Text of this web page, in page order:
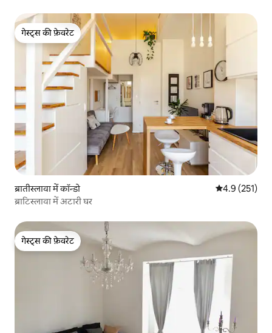
गेस्ट्स की फ़ेवरेट
गेस्ट्स की फ़ेवरेट
ब्रातीस्लावा में कॉन्डो औसत रेटिंग 5 में
4.9 (251)
ब्राटिस्लावा में अटारी घर
गेस्ट्स की फ़ेवरेट
गेस्ट्स की फ़ेवरेट